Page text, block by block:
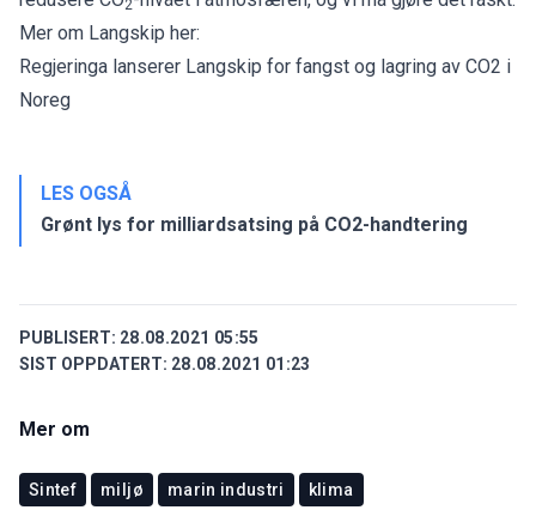
2
Mer om Langskip her:
Regjeringa lanserer Langskip for fangst og lagring av CO2 i
Noreg
LES OGSÅ
Grønt lys for milliardsatsing på CO2-handtering
PUBLISERT: 28.08.2021 05:55
SIST OPPDATERT: 28.08.2021 01:23
Mer om
Sintef miljø marin industri klima